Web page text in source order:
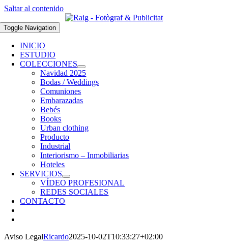
Saltar al contenido
Toggle Navigation
INICIO
ESTUDIO
COLECCIONES
Navidad 2025
Bodas / Weddings
Comuniones
Embarazadas
Bebés
Books
Urban clothing
Producto
Industrial
Interiorismo – Inmobiliarias
Hoteles
SERVICIOS
VÍDEO PROFESIONAL
REDES SOCIALES
CONTACTO
Aviso LegalRicardo2025-10-02T10:33:27+02:00